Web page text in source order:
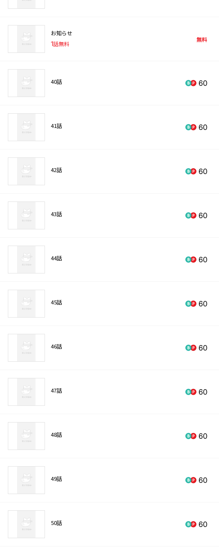
お知らせ
1話無料
無料
40話 60
41話 60
42話 60
43話 60
44話 60
45話 60
46話 60
47話 60
48話 60
49話 60
50話 60